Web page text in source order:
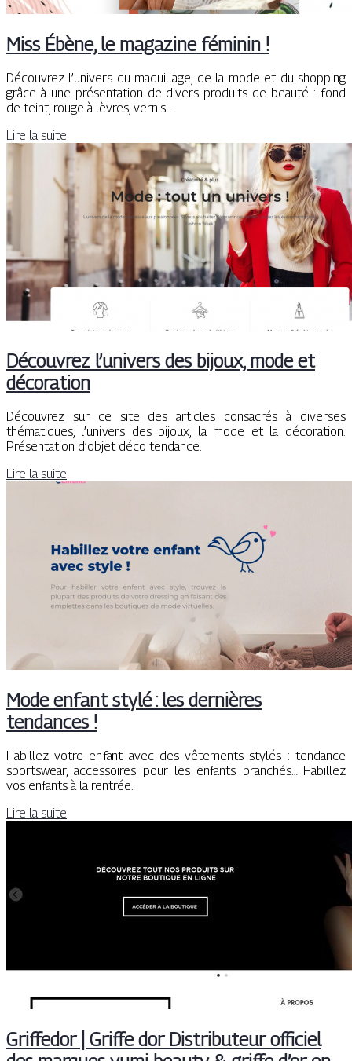
Miss Ébène, le magazine féminin !
Découvrez l’univers du maquillage, de la mode et du shopping
grâce à une présentation de divers produits de beauté : fond
de teint, rouge à lèvres, vernis…
Lire la suite
Découvrez l’univers des bijoux, mode et
décoration
Découvrez sur ce site des articles consacrés à diverses
thématiques, l’univers des bijoux, la mode et la décoration.
Présentation d’objet déco tendance.
Lire la suite
Mode enfant stylé : les dernières
tendances !
Habillez votre enfant avec des vêtements stylés : tendance
sportswear, accessoires pour les enfants branchés… Habillez
vos enfants à la rentrée.
Lire la suite
Griffedor | Griffe dor Distribu­teur officiel